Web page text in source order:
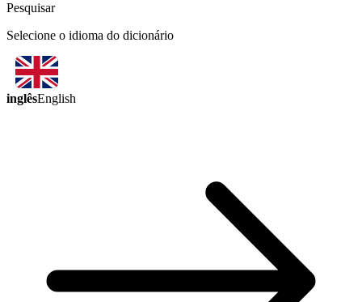
Pesquisar
Selecione o idioma do dicionário
inglêsEnglish